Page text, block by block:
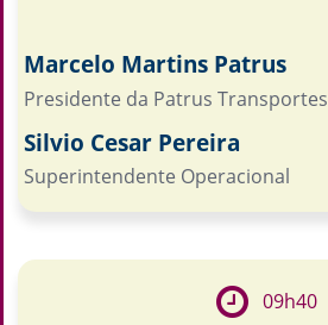
Marcelo Martins Patrus
Presidente da Patrus Transportes
Silvio Cesar Pereira
Superintendente Operacional
09h40